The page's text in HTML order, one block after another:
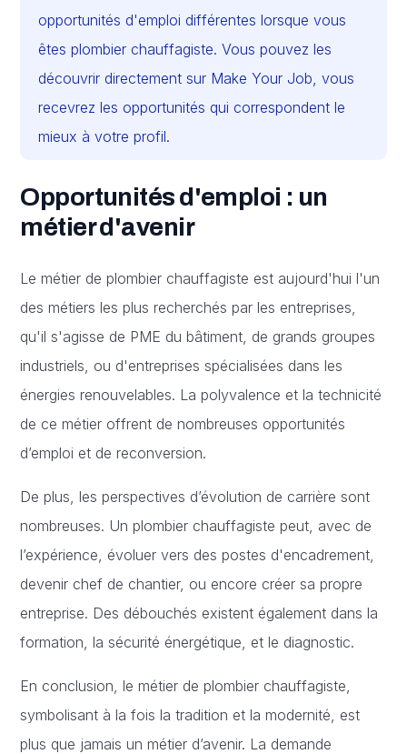
opportunités d'emploi différentes lorsque vous
êtes plombier chauffagiste. Vous pouvez les
découvrir directement sur Make Your Job, vous
recevrez les opportunités qui correspondent le
mieux à votre profil.
Opportunités d'emploi : un
métier d'avenir
Le métier de plombier chauffagiste est aujourd'hui l'un
des métiers les plus recherchés par les entreprises,
qu'il s'agisse de PME du bâtiment, de grands groupes
industriels, ou d'entreprises spécialisées dans les
énergies renouvelables. La polyvalence et la technicité
de ce métier offrent de nombreuses opportunités
d’emploi et de reconversion.
De plus, les perspectives d’évolution de carrière sont
nombreuses. Un plombier chauffagiste peut, avec de
l’expérience, évoluer vers des postes d'encadrement,
devenir chef de chantier, ou encore créer sa propre
entreprise. Des débouchés existent également dans la
formation, la sécurité énergétique, et le diagnostic.
En conclusion, le métier de plombier chauffagiste,
symbolisant à la fois la tradition et la modernité, est
plus que jamais un métier d’avenir. La demande